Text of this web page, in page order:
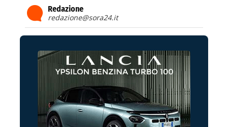
Redazione
redazione@sora24.it